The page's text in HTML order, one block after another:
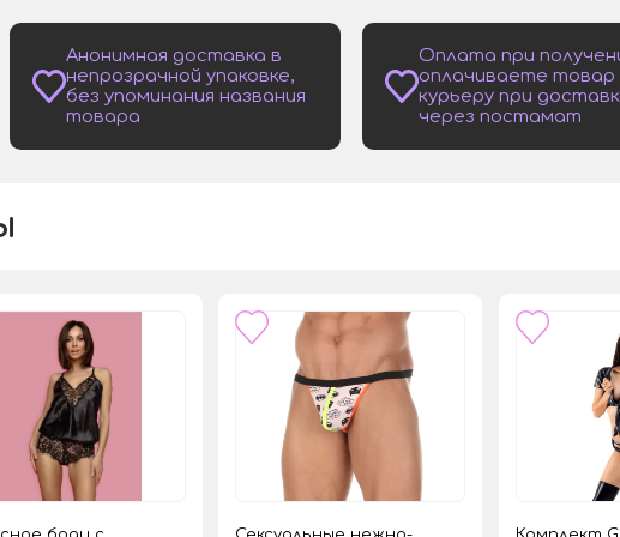
Анонимная доставка в
непрозрачной упаковке,
без упоминания названия
товара
Оплата при
оплачиваете товар
курьеру при
через постамат